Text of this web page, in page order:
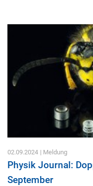
02.09.2024 | Meldung
Physik Journal:
September